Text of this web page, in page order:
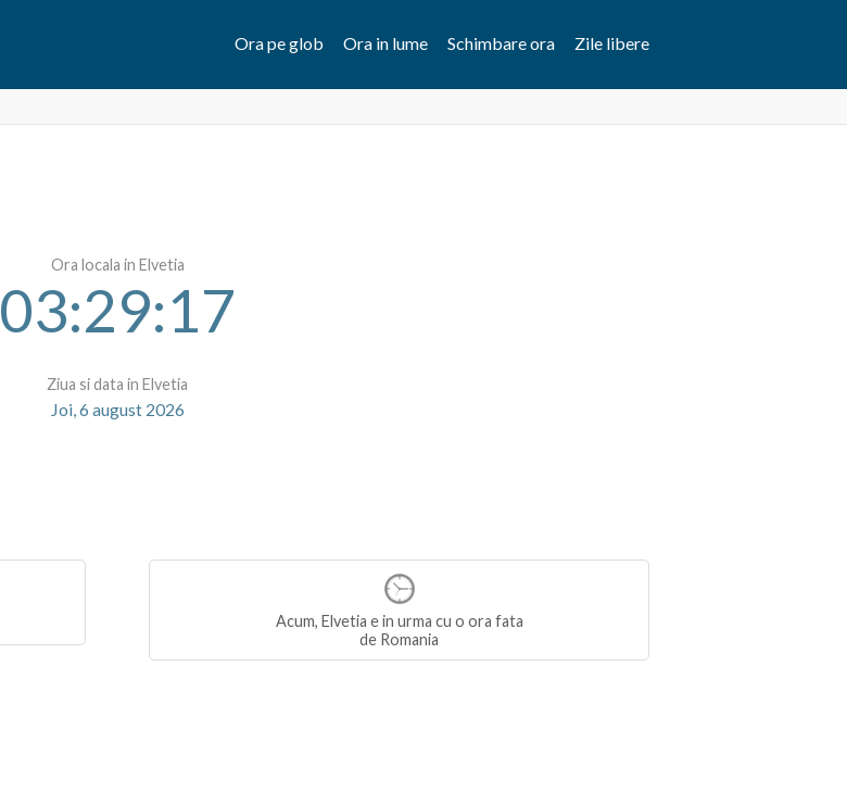
Ora pe glob Ora in lume Schimbare ora Zile libere
Ora locala in Elvetia
03:29:17
Ziua si data in Elvetia
Joi, 6 august 2026
Acum, Elvetia e in urma cu o ora fata
de Romania